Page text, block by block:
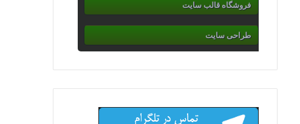
فروشگاه قالب سایت
طراحی سایت